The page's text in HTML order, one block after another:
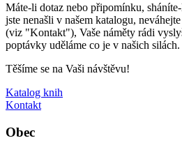
Máte-li dotaz nebo připomínku,
jste nenašli v našem katalogu,
(viz "Kontakt"), Vaše náměty rádi
poptávky uděláme co je v našich silách.
Těšíme se na Vaši návštěvu!
Katalog knih
Kontakt
Obec